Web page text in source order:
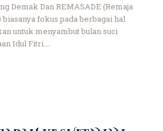
Demak Dan REMASADE (Remaja
fokus pada berbagai hal
untuk menyambut bulan suci
Idul Fitri.…